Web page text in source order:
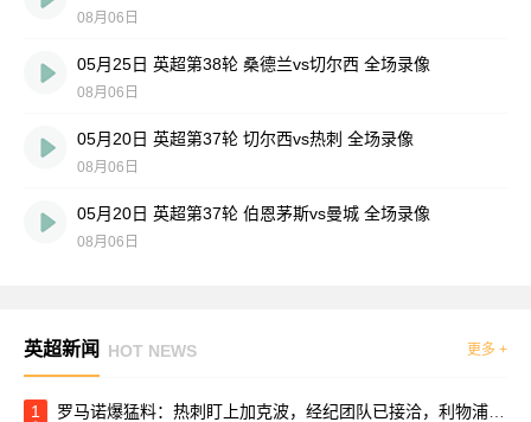
08月06日
05月25日 英超第38轮 桑德兰vs切尔西 全场录像
08月06日
05月20日 英超第37轮 切尔西vs热刺 全场录像
08月06日
05月20日 英超第37轮 伯恩茅斯vs曼城 全场录像
08月06日
英超新闻 HOT NEWS 更多 +
1 罗马诺爆猛料：热刺盯上加克波，经纪团队已接洽，利物浦放不放人全看价码